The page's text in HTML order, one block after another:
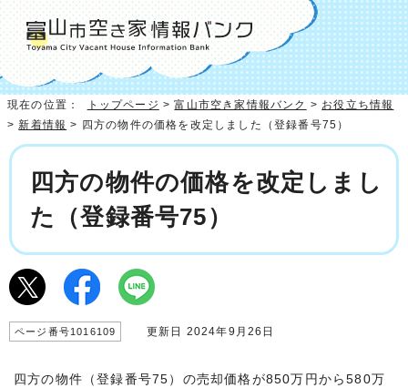
現在の位置： トップページ >富山市空き家情報バンク > お役立ち情報
>新着情報 > 四方の物件の価格を改定しました（登録番号75）
四方の物件の価格を改定しまし
た（登録番号75）
ページ番号1016109 更新日 2024年9月26日
四方の物件（登録番号75）の売却価格が850万円から580万